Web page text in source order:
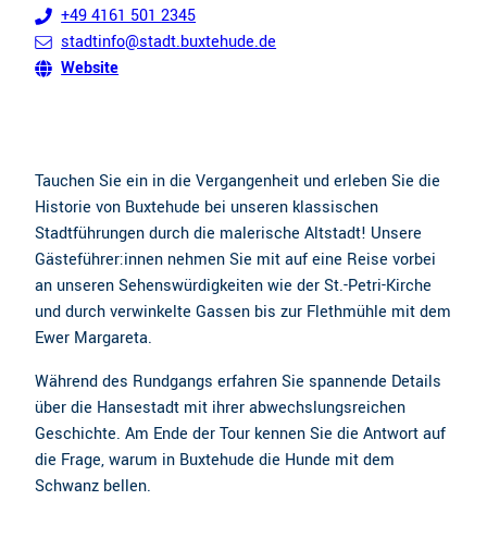
Tauchen Sie ein in die Vergangenheit und erleben Sie die
Historie von Buxtehude bei unseren klassischen
Stadtführungen durch die malerische Altstadt! Unsere
Gästeführer:innen nehmen Sie mit auf eine Reise vorbei
an unseren Sehenswürdigkeiten wie der St.-Petri-Kirche
und durch verwinkelte Gassen bis zur Flethmühle mit dem
Ewer Margareta.
Während des Rundgangs erfahren Sie spannende Details
über die Hansestadt mit ihrer abwechslungsreichen
Geschichte. Am Ende der Tour kennen Sie die Antwort auf
die Frage, warum in Buxtehude die Hunde mit dem
Schwanz bellen.
+49 4161 501 2345
stadtinfo@stadt.buxtehude.de
Website